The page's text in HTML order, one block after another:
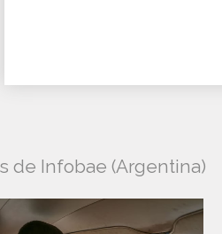
de Infobae (Argentina)